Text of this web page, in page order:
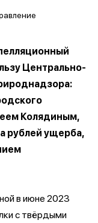
Центрально-
Колядиным,
рублей ущерба,
в июне 2023
с твёрдыми